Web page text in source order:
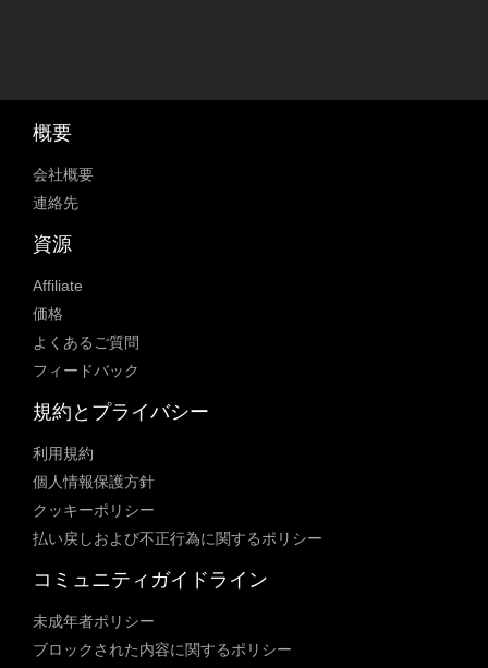
概要
会社概要
連絡先
資源
Affiliate
価格
よくあるご質問
フィードバック
規約とプライバシー
利用規約
個人情報保護方針
クッキーポリシー
払い戻しおよび不正行為に関するポリシー
コミュニティガイドライン
未成年者ポリシー
ブロックされた内容に関するポリシー